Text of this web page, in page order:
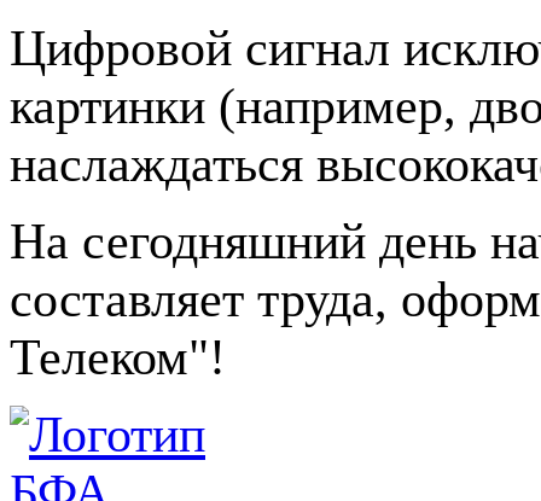
Цифровой сигнал
картинки (например,
наслаждаться
На сегодняшний день
составляет труда,
Телеком"!